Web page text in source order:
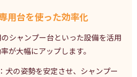
用台を使った効率化
シャンプー台といった設備を活用
が大幅にアップします。
：犬の姿勢を安定させ、シャンプー